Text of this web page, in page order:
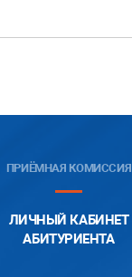
ПРИЁМНАЯ КОМИССИЯ
ЛИЧНЫЙ КАБИНЕТ
АБИТУРИЕНТА